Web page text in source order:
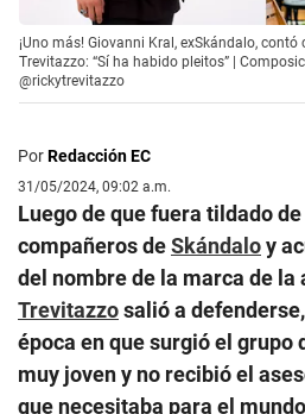
¡Uno más! Giovanni Kral, exSkándalo,
Trevitazzo: “Sí ha habido pleitos” |
@rickytrevitazzo
PorRedacción EC
31/05/2024, 09:02 a.m.
Luego de que fuera tildado
compañeros deSkándaloy
del nombre de la marca de la
Trevitazzosalió a
época en que surgió el grupo
muy joven y no recibió el
que necesitaba para el